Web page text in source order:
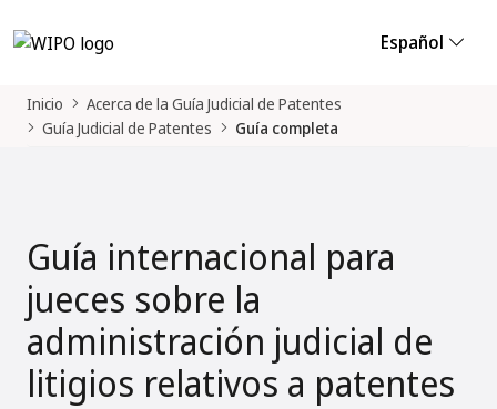
Español
Inicio
Acerca de la Guía Judicial de Patentes
Guía Judicial de Patentes
Guía completa
Guía internacional para
jueces sobre la
administración judicial de
litigios relativos a patentes